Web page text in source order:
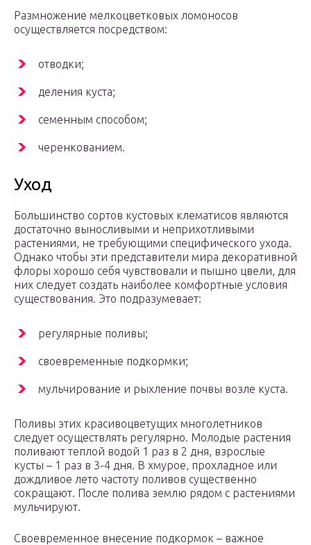
Размножение мелкоцветковых ломоносов
осуществляется посредством:
отводки;
деления куста;
семенным способом;
черенкованием.
Уход
Большинство сортов кустовых клематисов являются
достаточно выносливыми и неприхотливыми
растениями, не требующими специфического ухода.
Однако чтобы эти представители мира декоративной
флоры хорошо себя чувствовали и пышно цвели, для
них следует создать наиболее комфортные условия
существования. Это подразумевает:
регулярные поливы;
своевременные подкормки;
мульчирование и рыхление почвы возле куста.
Поливы этих красивоцветущих многолетников
следует осуществлять регулярно. Молодые растения
поливают теплой водой 1 раз в 2 дня, взрослые
кусты – 1 раз в 3-4 дня. В хмурое, прохладное или
дождливое лето частоту поливов существенно
сокращают. После полива землю рядом с растениями
мульчируют.
Своевременное внесение подкормок – важное